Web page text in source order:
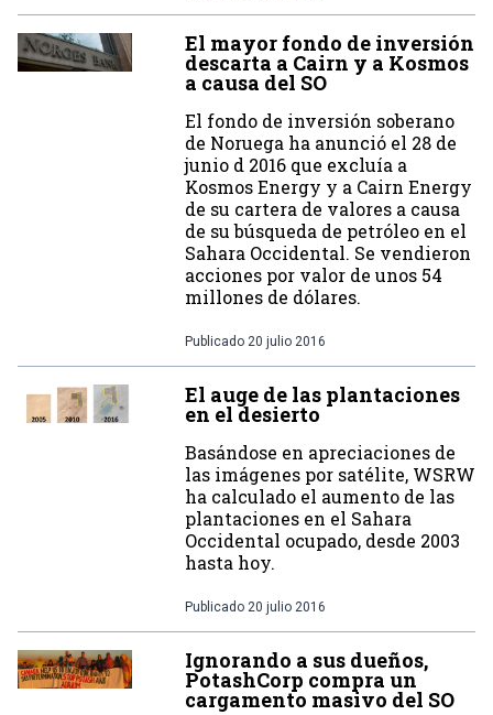
El mayor fondo de inversión
descarta a Cairn y a Kosmos
a causa del SO
El fondo de inversión soberano
de Noruega ha anunció el 28 de
junio d 2016 que excluía a
Kosmos Energy y a Cairn Energy
de su cartera de valores a causa
de su búsqueda de petróleo en el
Sahara Occidental. Se vendieron
acciones por valor de unos 54
millones de dólares.
Publicado 20 julio 2016
El auge de las plantaciones
en el desierto
Basándose en apreciaciones de
las imágenes por satélite, WSRW
ha calculado el aumento de las
plantaciones en el Sahara
Occidental ocupado, desde 2003
hasta hoy.
Publicado 20 julio 2016
Ignorando a sus dueños,
PotashCorp compra un
cargamento masivo del SO